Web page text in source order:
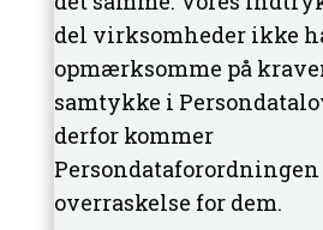
del virksomheder ikke
opmærksomme på
samtykke i
derfor kommer
Persondataforordningen
overraskelse for dem.